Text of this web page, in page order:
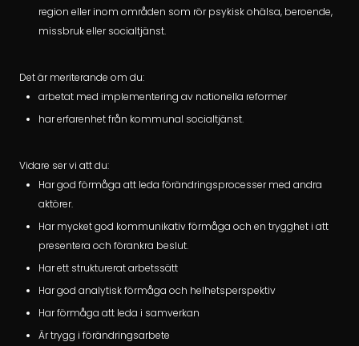
region eller inom områden som rör psykisk ohälsa, beroende,
missbruk eller socialtjänst.
Det är meriterande om du:
arbetat med implementering av nationella reformer
har erfarenhet från kommunal socialtjänst.
Vidare ser vi att du:
Har god förmåga att leda förändringsprocesser med andra
aktörer.
Har mycket god kommunikativ förmåga och en trygghet i att
presentera och förankra beslut.
Har ett strukturerat arbetssätt
Har god analytisk förmåga och helhetsperspektiv
Har förmåga att leda i samverkan
Är trygg i förändringsarbete